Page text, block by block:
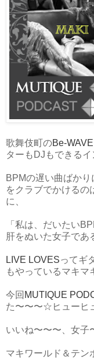
歌舞伎町のBe-WAVE
ターもDJもできるイ
BPMの遅い曲ばか
をクラブでかけるの
に、
「私は、だいたい
肝をぬいた女子であ
LIVE LOVESってギ
もやっているマキマ
今回 MUTIQUE
た〜〜〜☆ヒューヒ
いいね〜〜〜、女子
マキワールド＆テン